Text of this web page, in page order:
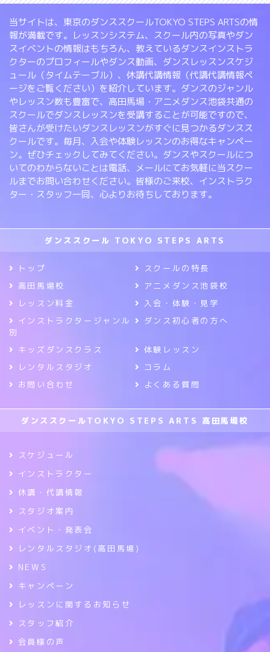
当サイトは、東京のダンススクールTOKYO STEPS ARTSの情
報が満載です。レッスンシステム、スクール内の写真やダン
スイベントの情報はもちろん、教えているダンスインストラ
クターのプロフィールやダンス動画、ダンスレッスンスケジ
ュール（タイムテーブル）、休講代講情報（代講代講情報ペ
ージをご覧ください）を紹介しています。ダンスのジャンル
やレッスン数も豊富で、高田馬場・アニメダンス池袋共通の
スクールでダンスレッスンを受講することが可能ですので、
皆さんが受けたいダンスレッスンがすぐに見つかるダンスス
クールです。毎月、入会や体験レッスンのお得なキャンペー
ン。ぜひチェックしてみてください。ダンスやスクールにつ
いてのわからないことは電話、メールにてお気軽に当スクー
ルまでお問い合わせください。皆様のご来校、インストラク
ター・スタッフ一同、心よりお待ちしております。
ダンススクール TOKYO STEPS ARTS
トップ
スクールの特長
高田馬場校
アニメダンス池袋校
レッスン料金
入会・体験・見学
インストラクタージャンル
別
ダンス初心者の方へ
キッズダンスクラス
体験レッスン
レンタルスタジオ
コラム
お問い合わせ
よくある質問
ダンススクールTOKYO STEPS ARTS 高田馬場校
スケジュール
インストラクター
休講・代講情報
スタジオ案内
イベント・発表会
レンタルスタジオ(高田馬場)
NEWS
キャンペーン
レッスンに関するお知らせ
スタッフ紹介
会員様の声